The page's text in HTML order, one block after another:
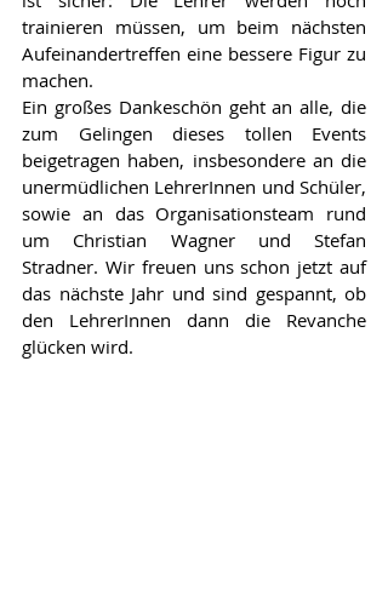
trainieren müssen, um beim nächsten
Aufeinandertreffen eine bessere Figur zu
machen.
Ein großes Dankeschön geht an alle, die
zum Gelingen dieses tollen Events
beigetragen haben, insbesondere an die
unermüdlichen LehrerInnen und Schüler,
sowie an das Organisationsteam rund
um Christian Wagner und Stefan
Stradner. Wir freuen uns schon jetzt auf
das nächste Jahr und sind gespannt, ob
den LehrerInnen dann die Revanche
glücken wird.